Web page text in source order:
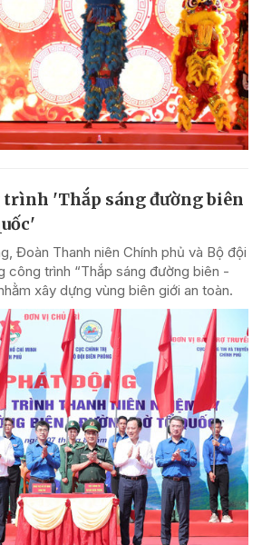
trình 'Thắp sáng đường biên
Đoàn Thanh niên Chính phủ và Bộ đội
công trình “Thắp sáng đường biên -
xây dựng vùng biên giới an toàn.